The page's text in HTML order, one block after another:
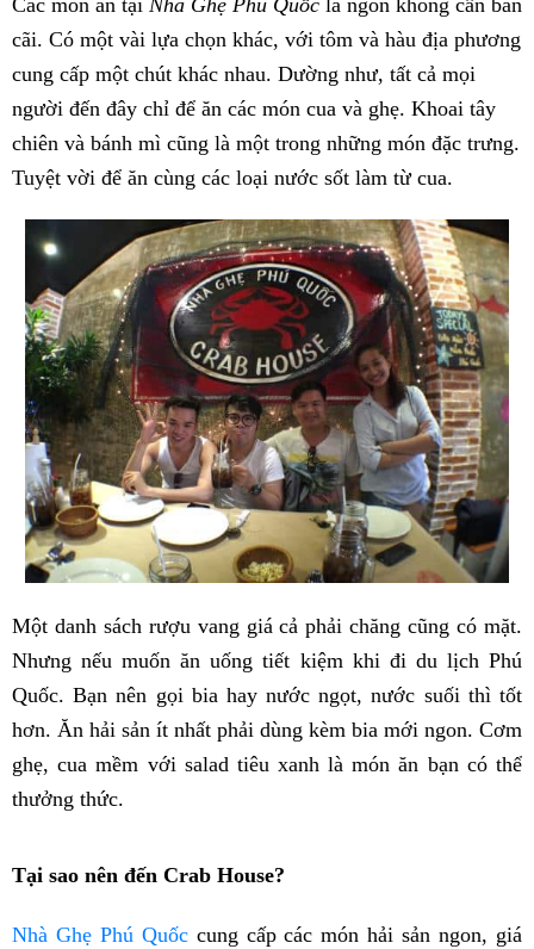
cãi. Có một vài lựa chọn khác, với tôm và hàu địa phương
cung cấp một chút khác nhau. Dường như, tất cả mọi
người đến đây chỉ để ăn các món cua và ghẹ. Khoai tây
chiên và bánh mì cũng là một trong những món đặc trưng.
Tuyệt vời để ăn cùng các loại nước sốt làm từ cua.
Một danh sách rượu vang giá cả phải chăng cũng có mặt.
Nhưng nếu muốn ăn uống tiết kiệm khi đi du lịch Phú
Quốc. Bạn nên gọi bia hay nước ngọt, nước suối thì tốt
hơn. Ăn hải sản ít nhất phải dùng kèm bia mới ngon. Cơm
ghẹ, cua mềm với salad tiêu xanh là món ăn bạn có thể
thưởng thức.
Tại sao nên đến Crab House?
Nhà Ghẹ Phú Quốccung cấp các món hải sản ngon, giá